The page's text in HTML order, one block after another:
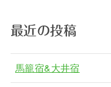
最近の投稿
馬籠宿&大井宿